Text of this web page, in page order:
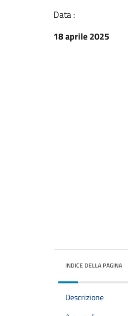
Data :
18 aprile 2025
INDICE DELLA PAGINA
Descrizione